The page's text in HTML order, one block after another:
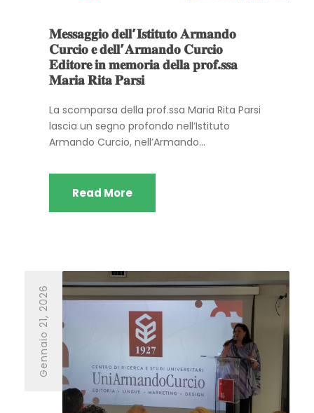
𝐌𝐞𝐬𝐬𝐚𝐠𝐠𝐢𝐨 𝐝𝐞𝐥𝐥’𝐈𝐬𝐭𝐢𝐭𝐮𝐭𝐨 𝐀𝐫𝐦𝐚𝐧𝐝𝐨
𝐂𝐮𝐫𝐜𝐢𝐨 𝐞 𝐝𝐞𝐥𝐥’𝐀𝐫𝐦𝐚𝐧𝐝𝐨 𝐂𝐮𝐫𝐜𝐢𝐨
𝐄𝐝𝐢𝐭𝐨𝐫𝐞 𝐢𝐧 𝐦𝐞𝐦𝐨𝐫𝐢𝐚 𝐝𝐞𝐥𝐥𝐚 𝐩𝐫𝐨𝐟.𝐬𝐬𝐚
𝐌𝐚𝐫𝐢𝐚 𝐑𝐢𝐭𝐚 𝐏𝐚𝐫𝐬𝐢
La scomparsa della prof.ssa Maria Rita Parsi
lascia un segno profondo nell’Istituto
Armando Curcio, nell’Armando...
Read More
Gennaio 21, 2026